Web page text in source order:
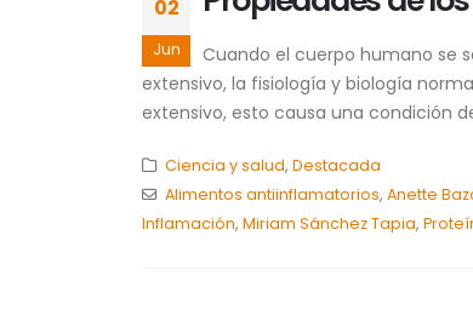
02
Jun
Cuando el cuerpo humano se
extensivo, la fisiología y biología
extensivo, esto causa una condición
Ciencia y salud, Destacada
Alimentos antiinflamatorios, Anette
Inflamación, Miriam Sánchez Tapia,